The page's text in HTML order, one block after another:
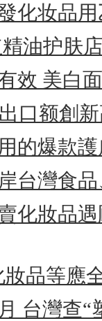
化妆品
油护肤
效 美白
口额創
的爆款
台灣食
化妝品
妝品等應
台灣查“